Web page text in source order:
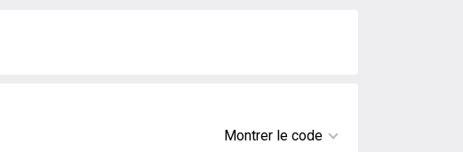
Montrer le code